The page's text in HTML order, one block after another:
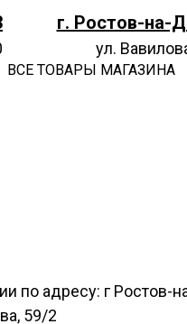
г. Ростов-на-
ул.
ВСЕ ТОВАРЫ МАГАЗИНА
по адресу: г Ростов-
59/2